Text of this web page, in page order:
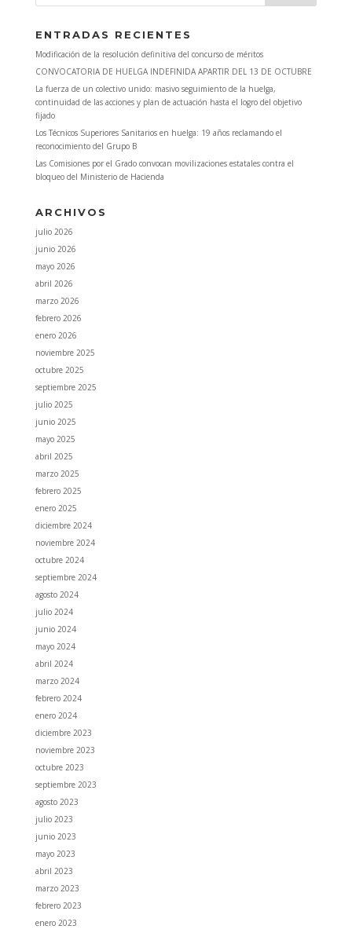
ENTRADAS RECIENTES
Modificación de la resolución definitiva del concurso de méritos
CONVOCATORIA DE HUELGA INDEFINIDA APARTIR DEL 13 DE OCTUBRE
La fuerza de un colectivo unido: masivo seguimiento de la huelga,
continuidad de las acciones y plan de actuación hasta el logro del objetivo
fijado
Los Técnicos Superiores Sanitarios en huelga: 19 años reclamando el
reconocimiento del Grupo B
Las Comisiones por el Grado convocan movilizaciones estatales contra el
bloqueo del Ministerio de Hacienda
ARCHIVOS
julio 2026
junio 2026
mayo 2026
abril 2026
marzo 2026
febrero 2026
enero 2026
noviembre 2025
octubre 2025
septiembre 2025
julio 2025
junio 2025
mayo 2025
abril 2025
marzo 2025
febrero 2025
enero 2025
diciembre 2024
noviembre 2024
octubre 2024
septiembre 2024
agosto 2024
julio 2024
junio 2024
mayo 2024
abril 2024
marzo 2024
febrero 2024
enero 2024
diciembre 2023
noviembre 2023
octubre 2023
septiembre 2023
agosto 2023
julio 2023
junio 2023
mayo 2023
abril 2023
marzo 2023
febrero 2023
enero 2023